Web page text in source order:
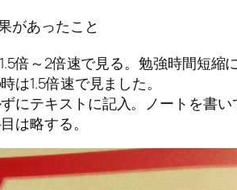
があったこと
倍～2倍速で見る。勉強時間短
は1.5倍速で見ました。
にテキストに記入。ノートを書
は略する。